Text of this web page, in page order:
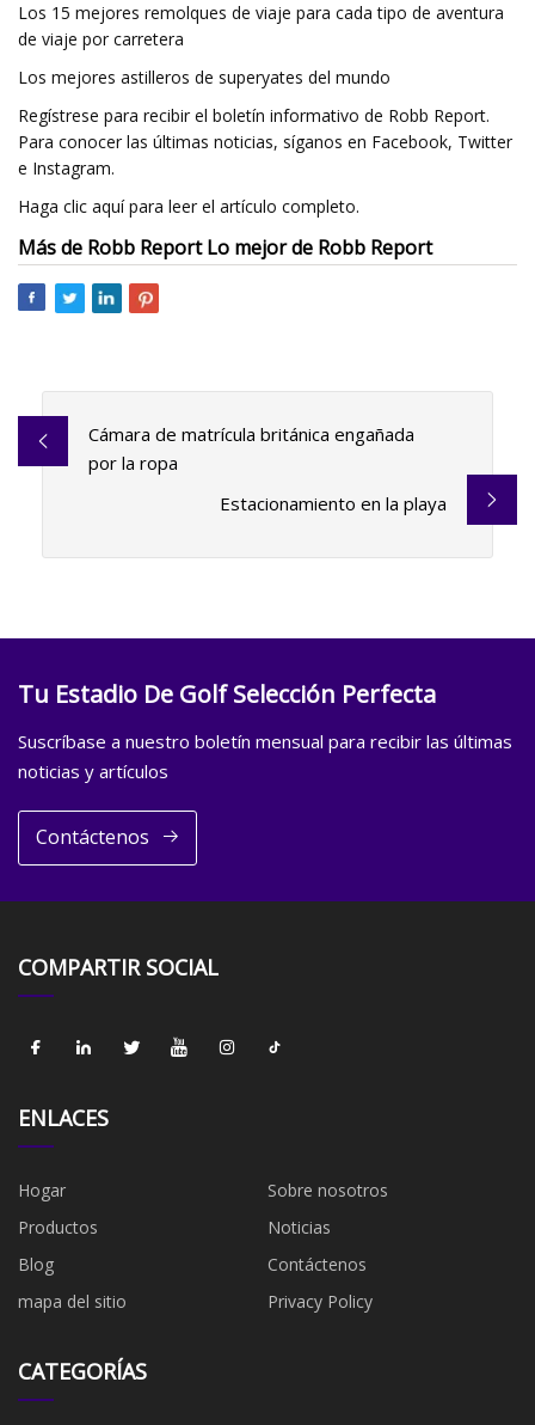
Los 15 mejores remolques de viaje para cada tipo de aventura
de viaje por carretera
Los mejores astilleros de superyates del mundo
Regístrese para recibir el boletín informativo de Robb Report.
Para conocer las últimas noticias, síganos en Facebook, Twitter
e Instagram.
Haga clic aquí para leer el artículo completo.
Más de Robb Report Lo mejor de Robb Report
Cámara de matrícula británica engañada
por la ropa
Estacionamiento en la playa
Tu Estadio De Golf Selección Perfecta
Suscríbase a nuestro boletín mensual para recibir las últimas
noticias y artículos
Contáctenos
COMPARTIR SOCIAL
ENLACES
Hogar
Sobre nosotros
Productos
Noticias
Blog
Contáctenos
mapa del sitio
Privacy Policy
CATEGORÍAS